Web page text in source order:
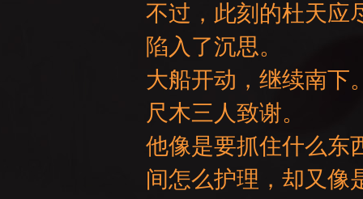
不过，此刻的杜天应
陷入了沉思。
大船开动，继续南下
尺木三人致谢。
他像是要抓住什么东
间怎么护理，却又像